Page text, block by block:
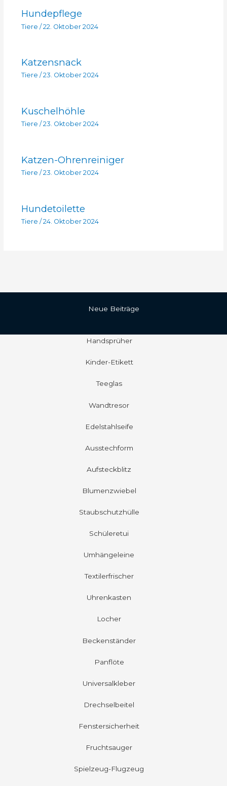
Hundepflege
Tiere /22. Oktober 2024
Katzensnack
Tiere / 23. Oktober 2024
Kuschelhöhle
Tiere / 23. Oktober 2024
Katzen-Ohrenreiniger
Tiere / 23. Oktober 2024
Hundetoilette
Tiere / 24. Oktober 2024
Neue Beiträge
Handsprüher
Kinder-Etikett
Teeglas
Wandtresor
Edelstahlseife
Ausstechform
Aufsteckblitz
Blumenzwiebel
Staubschutzhülle
Schüleretui
Umhängeleine
Textilerfrischer
Uhrenkasten
Locher
Beckenständer
Panflöte
Universalkleber
Drechselbeitel
Fenstersicherheit
Fruchtsauger
Spielzeug-Flugzeug